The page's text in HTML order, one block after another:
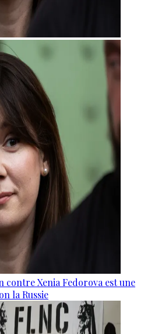
Xenia Fedorova est une
la Russie